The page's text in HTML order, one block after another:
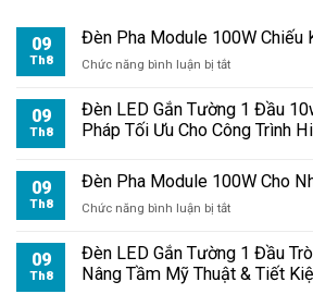
09
Th8
Đèn Pha Module 100W Chiếu
Chức năng bình luận bị tắtở
Pha
Module
100W
Khuôn
09
Th8
Đèn LED Gắn Tường 1 Đầu
Pháp Tối Ưu Cho Công Trình
09
Th8
Đèn Pha Module 100W Cho
Chức năng bình luận bị tắtở
Pha
Module
100W
09
Th8
Đèn LED Gắn Tường 1 Đầu
Nâng Tầm Mỹ Thuật & Tiết